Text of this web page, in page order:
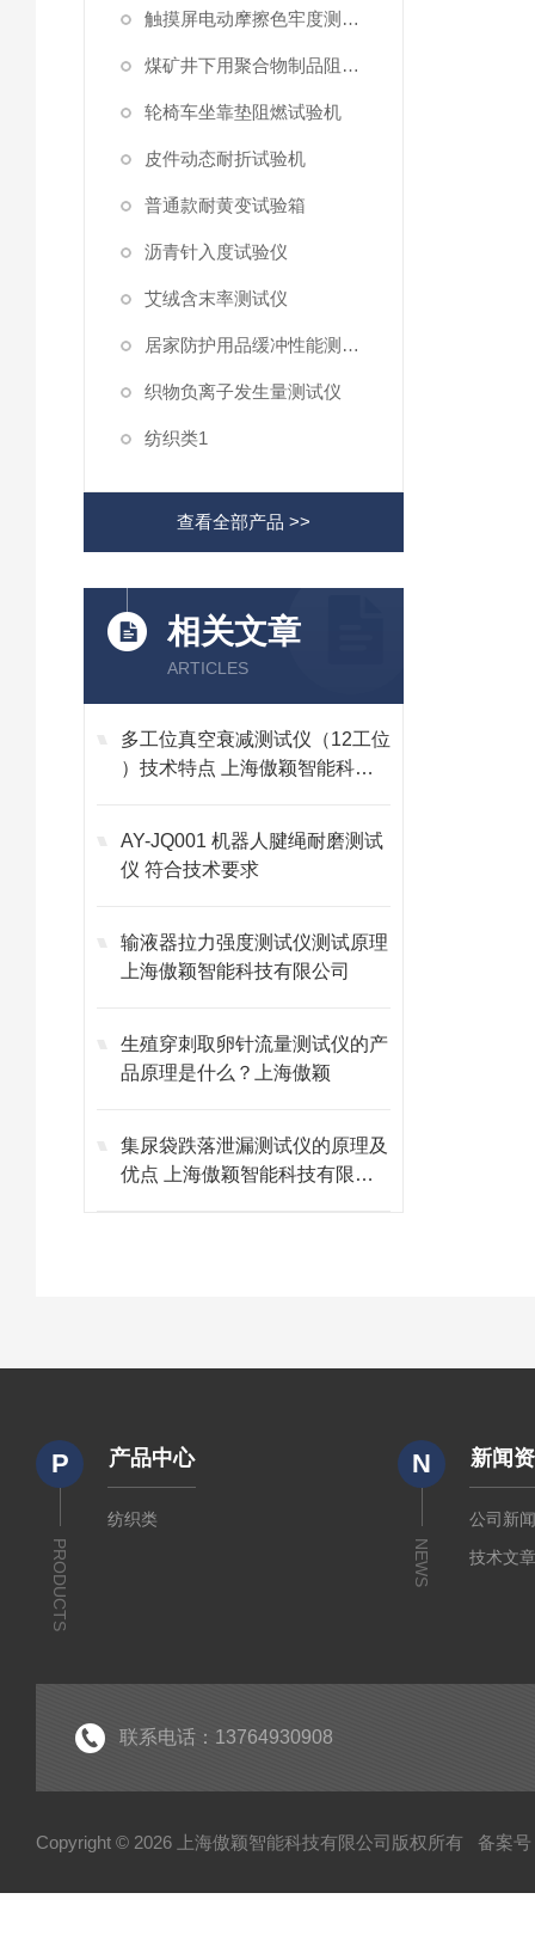
触摸屏电动摩擦色牢度测试仪
煤矿井下用聚合物制品阻燃性测试仪
轮椅车坐靠垫阻燃试验机
皮件动态耐折试验机
普通款耐黄变试验箱
沥青针入度试验仪
艾绒含末率测试仪
居家防护用品缓冲性能测试仪
织物负离子发生量测试仪
纺织类1
查看全部产品 >>
相关文章
ARTICLES
多工位真空衰减测试仪（12工位
）技术特点 上海傲颖智能科技
AY-JQ001 机器人腱绳耐磨测试
仪 符合技术要求
输液器拉力强度测试仪测试原理
上海傲颖智能科技有限公司
生殖穿刺取卵针流量测试仪的产
品原理是什么？上海傲颖
集尿袋跌落泄漏测试仪的原理及
优点 上海傲颖智能科技有限公
P
PRODUCTS
产品中心
纺织类
N
NEWS
新闻
公司新
技术文
联系电话：13764930908
Copyright © 2026 上海傲颖智能科技有限公司版权所有 备案号